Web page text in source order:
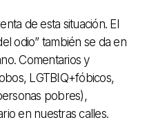
de esta situación. El
odio” también se da en
Comentarios y
LGTBIQ+fóbicos,
pobres),
en nuestras calles.